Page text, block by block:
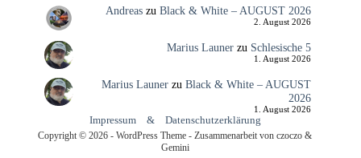
Andreaszu Black & White – AUGUST 2026
2. August 2026
Marius Launerzu Schlesische 5
1. August 2026
Marius Launerzu Black & White – AUGUST
2026
1. August 2026
Impressum & Datenschutzerklärung
Copyright © 2026 - WordPress Theme - Zusammenarbeit von czoczo &
Gemini